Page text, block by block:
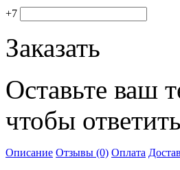
+7
Заказать
Оставьте ваш
чтобы
Описание Отзывы (0) Оплата